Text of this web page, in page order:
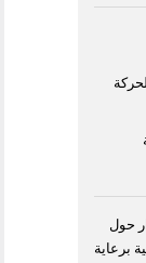
يعزز الحوار حول
برعاية